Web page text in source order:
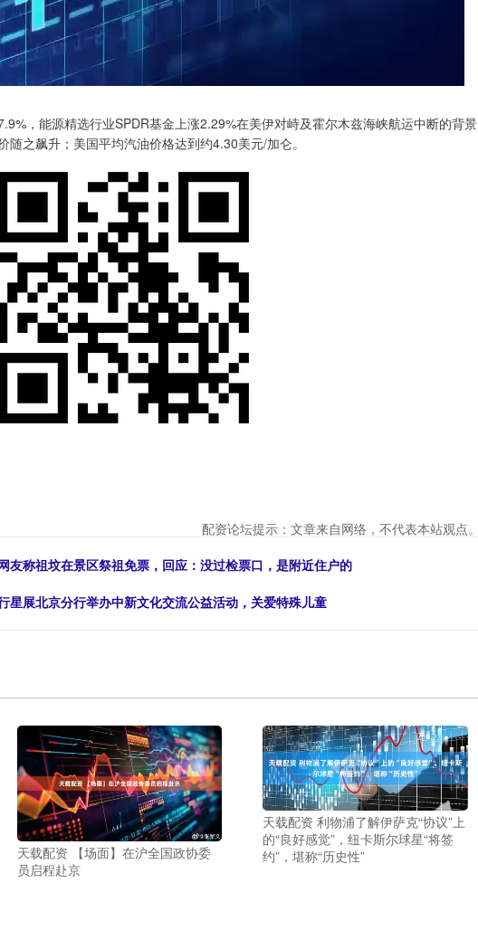
，能源精选行业SPDR基金上涨2.29%在美伊对峙及霍尔木兹海峡航运中断的背景
之飙升；美国平均汽油价格达到约4.30美元/加仑。
配资论坛提示：文章来自网络，不代表本站观点。
友称祖坟在景区祭祖免票，回应：没过检票口，是附近住户的
星展北京分行举办中新文化交流公益活动，关爱特殊儿童
天载配资 【场面】在沪全国政协委
员启程赴京
天载配资 利物浦了解伊萨克“协议”上
的“良好感觉”，纽卡斯尔球星“将签
约”，堪称“历史性”